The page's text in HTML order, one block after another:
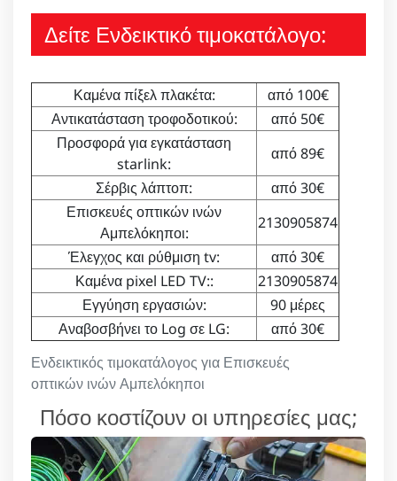
Δείτε Ενδεικτικό τιμοκατάλογο:
Ενδεικτικός τιμοκατάλογος για Επισκευές
οπτικών ινών Αμπελόκηποι
Καμένα πίξελ πλακέτα:
από 100€
Αντικατάσταση τροφοδοτικού:
από 50€
Προσφορά για εγκατάσταση
starlink:
από 89€
Σέρβις λάπτοπ:
από 30€
Επισκευές οπτικών ινών
Αμπελόκηποι:
2130905874
Έλεγχος και ρύθμιση tv:
από 30€
Καμένα pixel LED TV::
2130905874
Εγγύηση εργασιών:
90 μέρες
Αναβοσβήνει το Log σε LG:
από 30€
Πόσο κοστίζουν οι υπηρεσίες μας;